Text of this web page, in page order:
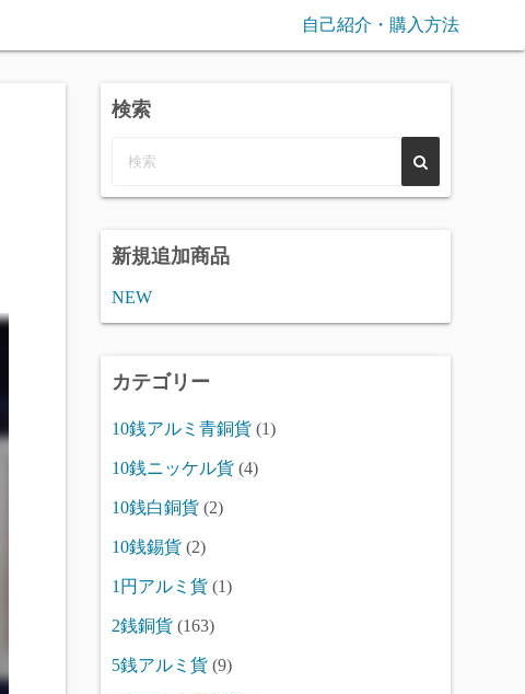
自己紹介・購入方法
検索
新規追加商品
NEW
カテゴリー
10銭アルミ青銅貨 (1)
10銭ニッケル貨 (4)
10銭白銅貨 (2)
10銭錫貨 (2)
1円アルミ貨 (1)
2銭銅貨 (163)
5銭アルミ貨 (9)